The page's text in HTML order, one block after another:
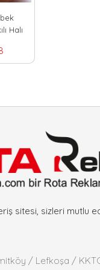
Halı
sitesi, sizleri mutlu
/ Lefkoşa /